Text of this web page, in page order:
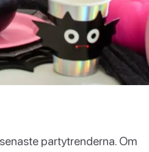
partytrenderna. Om